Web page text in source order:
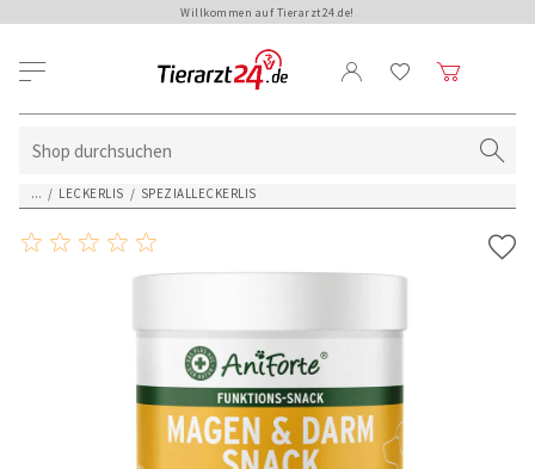
Willkommen auf Tierarzt24.de!
... / LECKERLIS / SPEZIALLECKERLIS